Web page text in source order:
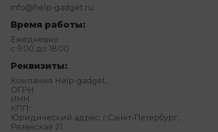
info@help-gadget.ru
Время работы:
Ежедневно
с 9:00 до 18:00
Реквизиты:
Компания Help-gadget,
ОГРН
ИНН
КПП:
Юридический адрес: г.Санкт-Петербург,
Рязанская 21